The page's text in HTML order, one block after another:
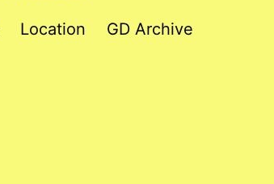
Location GD Archive